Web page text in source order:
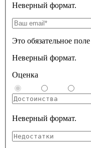
Неверный формат.
Это обязательное поле
Неверный формат.
Оценка
Неверный формат.